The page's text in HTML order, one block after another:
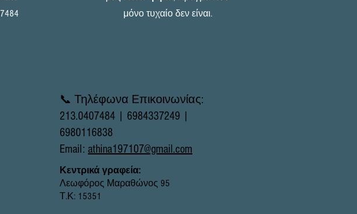
μόνο τυχαίο δεν είναι.
📞 Τηλέφωνα Επικοινωνίας:
213.0407484 | 6984337249 |
6980116838
Email: athina197107@gmail.com
Κεντρικά γραφεία:
Λεωφόρος Μαραθώνος 95
Τ.Κ: 15351